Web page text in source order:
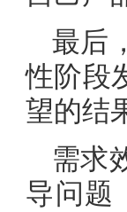
最后
性阶段
望的结
需求
导问题